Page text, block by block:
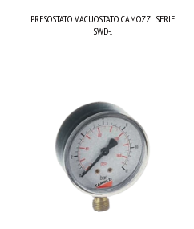
PRESOSTATO VACUOSTATO CAMOZZI SERIE
SWD-...